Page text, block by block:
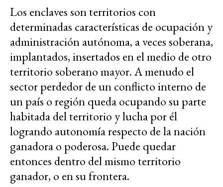
Los enclaves son territorios con
determinadas características de ocupación y
administración autónoma, a veces soberana,
implantados, insertados en el medio de otro
territorio soberano mayor. A menudo el
sector perdedor de un conflicto interno de
un país o región queda ocupando su parte
habitada del territorio y lucha por él
logrando autonomía respecto de la nación
ganadora o poderosa. Puede quedar
entonces dentro del mismo territorio
ganador, o en su frontera.